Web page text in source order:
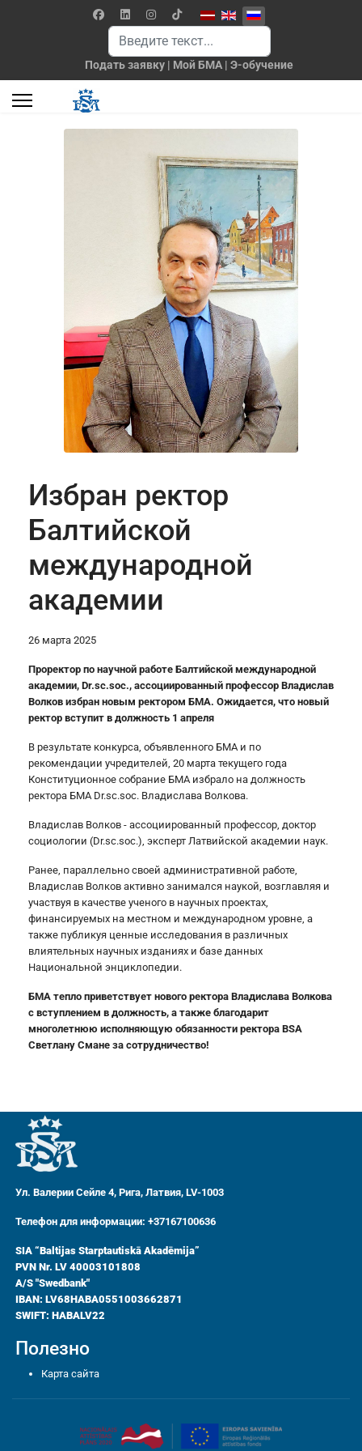
Выберите язык
Поиск
Подать заявку | Мой БМА | Э-обучение
Избран ректор
Балтийской
международной
академии
26 марта 2025
Проректор по научной работе Балтийской международной
академии, Dr.sc.soc., ассоциированный профессор Владислав
Волков избран новым ректором БМА. Ожидается, что новый
ректор вступит в должность 1 апреля
В результате конкурса, объявленного БМА и по
рекомендации учредителей, 20 марта текущего года
Конституционное собрание БМА избрало на должность
ректора БМА Dr.sc.soc. Владислава Волкова.
Владислав Волков - ассоциированный профессор, доктор
социологии (Dr.sc.soc.), эксперт Латвийской академии наук.
Ранее, параллельно своей административной работе,
Владислав Волков активно занимался наукой, возглавляя и
участвуя в качестве ученого в научных проектах,
финансируемых на местном и международном уровне, а
также публикуя ценные исследования в различных
влиятельных научных изданиях и базе данных
Национальной энциклопедии.
БМА тепло приветствует нового ректора Владислава Волкова
с вступлением в должность, а также благодарит
многолетнюю исполняющую обязанности ректора BSA
Светлану Смане за сотрудничество!
Ул. Валерии Сейле 4, Рига, Латвия, LV-1003
Телефон для информации: +37167100636
SIA “Baltijas Starptautiskā Akadēmija”
PVN Nr. LV 40003101808
A/S "Swedbank"
IBAN: LV68HABA0551003662871
SWIFT: HABALV22
Полезно
Карта сайта